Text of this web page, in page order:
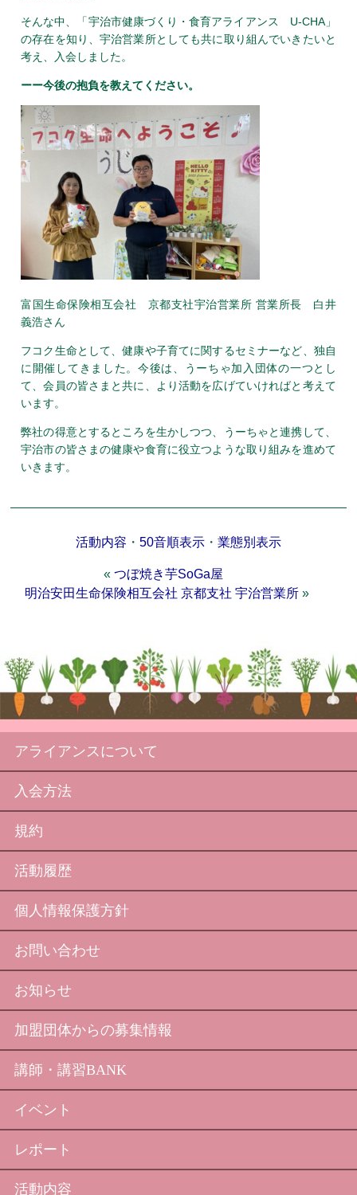
そんな中、「宇治市健康づくり・食育アライアンス U-CHA」
の存在を知り、宇治営業所としても共に取り組んでいきたいと
考え、入会しました。
ーー今後の抱負を教えてください。
富国生命保険相互会社 京都支社宇治営業所 営業所長 白井
義浩さん
フコク生命として、健康や子育てに関するセミナーなど、独自
に開催してきました。今後は、うーちゃ加入団体の一つとし
て、会員の皆さまと共に、より活動を広げていければと考えて
います。
弊社の得意とするところを生かしつつ、うーちゃと連携して、
宇治市の皆さまの健康や食育に役立つような取り組みを進めて
いきます。
活動内容 ・ 50音順表示・ 業態別表示
«つぼ焼き芋SoGa屋
明治安田生命保険相互会社 京都支社 宇治営業所»
アライアンスについて
入会方法
規約
活動履歴
個人情報保護方針
お問い合わせ
お知らせ
加盟団体からの募集情報
講師・講習BANK
イベント
レポート
活動内容